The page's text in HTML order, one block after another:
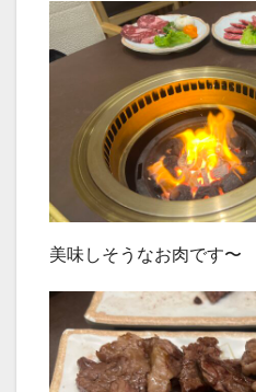
美味しそうなお肉です〜